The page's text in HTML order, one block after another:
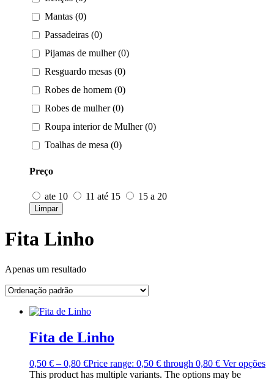
Mantas (0)
Passadeiras (0)
Pijamas de mulher (0)
Resguardo mesas (0)
Robes de homem (0)
Robes de mulher (0)
Roupa interior de Mulher (0)
Toalhas de mesa (0)
Preço
ate 10 11 até 15 15 a 20
Limpar
Fita Linho
Apenas um resultado
Fita de Linho
0,50 € – 0,80 €Price range: 0,50 € through 0,80 € Ver opções
This product has multiple variants. The options may be